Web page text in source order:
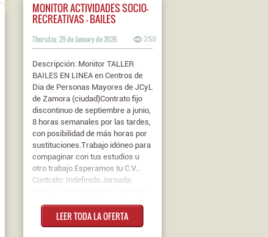
MONITOR ACTIVIDADES SOCIO-
RECREATIVAS - BAILES
Thursday, 29 de January de 2026 258
Descripción: Monitor TALLER
BAILES EN LINEA en Centros de
Dia de Personas Mayores de JCyL
de Zamora (ciudad)Contrato fijo
discontinuo de septiembre a junio,
8 horas semanales por las tardes,
con posibilidad de más horas por
sustituciones.Trabajo idóneo para
compaginar con tus estudios u
otro trabajo.Esperamos tu C.V...
Contrato: Indefinido Jornada:
Título Bachiller/B.U.P./C.O.U.
LEER TODA LA OFERTA